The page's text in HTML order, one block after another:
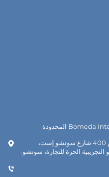
الغرفة 909، المبنى 1، مبنى جياروي، رقم 400 شارع سوتشو إست،
الحرة للتجارة، سوتشو.